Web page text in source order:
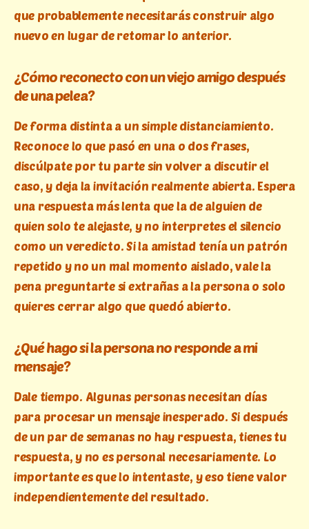
que probablemente necesitarás construir algo
nuevo en lugar de retomar lo anterior.
¿Cómo reconecto con un viejo amigo después
de una pelea?
De forma distinta a un simple distanciamiento.
Reconoce lo que pasó en una o dos frases,
discúlpate por tu parte sin volver a discutir el
caso, y deja la invitación realmente abierta. Espera
una respuesta más lenta que la de alguien de
quien solo te alejaste, y no interpretes el silencio
como un veredicto. Si la amistad tenía un patrón
repetido y no un mal momento aislado, vale la
pena preguntarte si extrañas a la persona o solo
quieres cerrar algo que quedó abierto.
¿Qué hago si la persona no responde a mi
mensaje?
Dale tiempo. Algunas personas necesitan días
para procesar un mensaje inesperado. Si después
de un par de semanas no hay respuesta, tienes tu
respuesta, y no es personal necesariamente. Lo
importante es que lo intentaste, y eso tiene valor
independientemente del resultado.